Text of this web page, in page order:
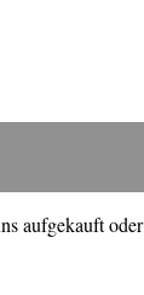
aufgekauft